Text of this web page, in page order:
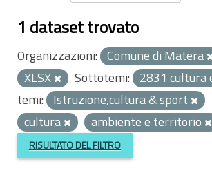
1 dataset trovato
Organizzazioni: Comune di Matera
XLSX
Sottotemi: 2831 cultura
temi: Istruzione,cultura & sport
cultura
ambiente e territorio
RISULTATO DEL FILTRO